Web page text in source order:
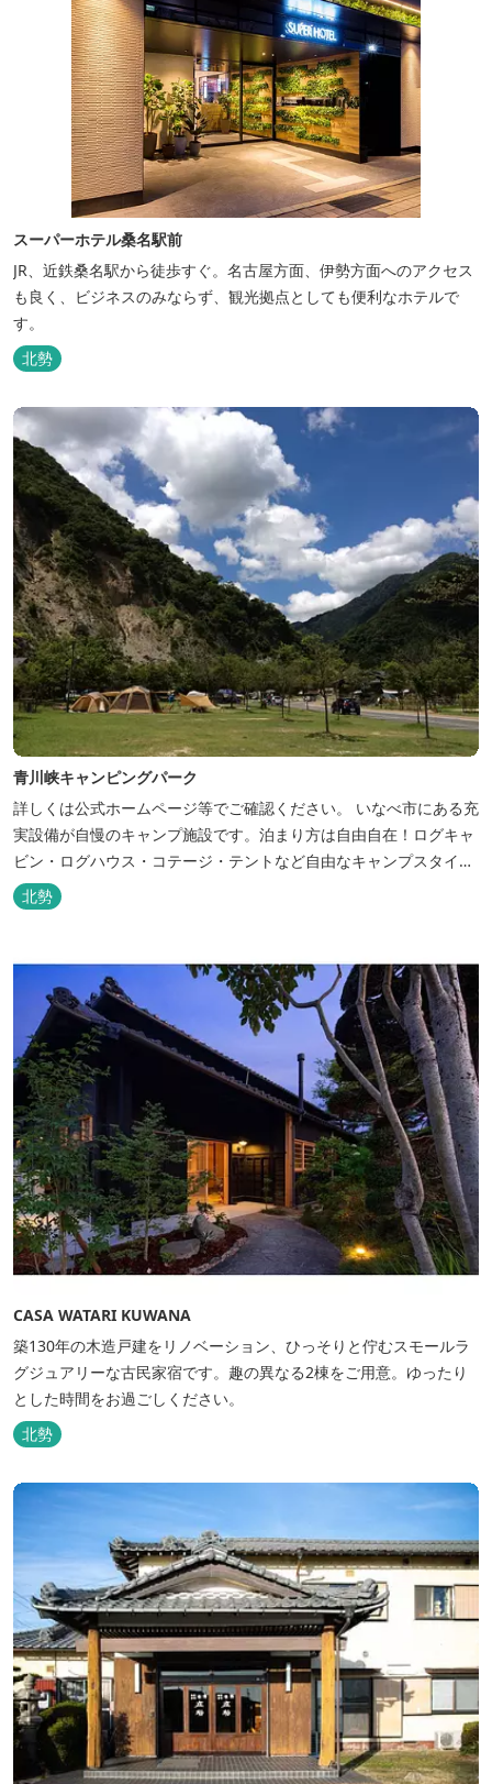
スーパーホテル桑名駅前
JR、近鉄桑名駅から徒歩すぐ。名古屋方面、伊勢方面へのアクセス
も良く、ビジネスのみならず、観光拠点としても便利なホテルで
す。
北勢
青川峡キャンピングパーク
詳しくは公式ホームページ等でご確認ください。 いなべ市にある充
実設備が自慢のキャンプ施設です。泊まり方は自由自在！ログキャ
ビン・ログハウス・コテージ・テントなど自由なキャンプスタイル
が楽しめます。屋根付きの炭火焼ハウスがありますので、雨や風の
日も快適にバーベキューをお楽しみいただけます。日帰り利用、団
ィールドもございま...
北勢
CASA WATARI KUWANA
築130年の木造戸建をリノベーション、ひっそりと佇むスモールラ
グジュアリーな古民家宿です。趣の異なる2棟をご用意。ゆったり
とした時間をお過ごしください。
北勢